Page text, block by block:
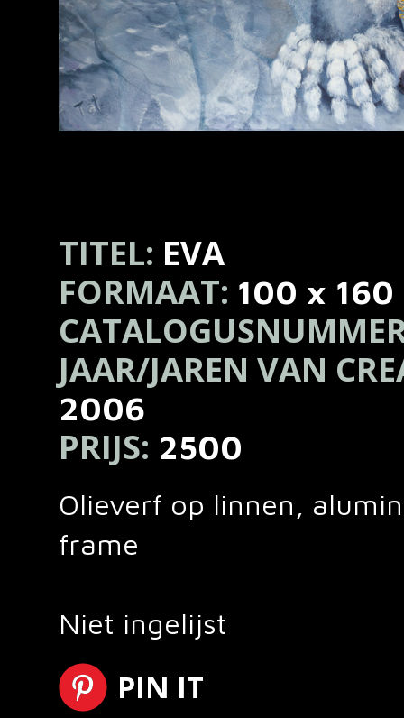
TITEL: EVA
FORMAAT: 100 x 160
JAAR/JAREN VAN
2006
PRIJS: 2500
Olieverf op linnen,
frame
Niet ingelijst
PIN IT